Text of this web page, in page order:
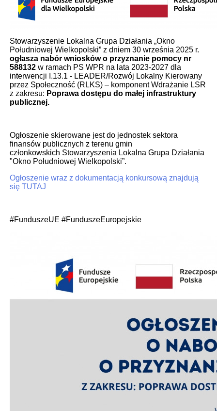
Stowarzyszenie Lokalna Grupa Działania „Okno
Południowej Wielkopolski” z dniem 30 września 2025 r.
ogłasza nabór wniosków o przyznanie pomocy nr
588132 w ramach PS WPR na lata 2023-2027 dla
interwencji I.13.1 - LEADER/Rozwój Lokalny Kierowany
przez Społeczność (RLKS) – komponent Wdrażanie LSR
z zakresu: Poprawa dostępu do małej infrastruktury
publicznej.
Ogłoszenie skierowane jest do jednostek sektora
finansów publicznych z terenu gmin
członkowskich Stowarzyszenia Lokalna Grupa Działania
"Okno Południowej Wielkopolski”.
Ogłoszenie wraz z dokumentacją konkursową znajdują
się TUTAJ
#FunduszeUE #FunduszeEuropejskie